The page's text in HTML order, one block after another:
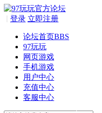
登录
| 立即注册
论坛首页BBS
97玩玩
网页游戏
手机游戏
用户中心
充值中心
客服中心